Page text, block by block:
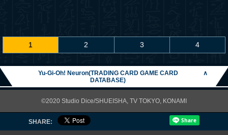
1 2 3 4
Yu-Gi-Oh! Neuron(TRADING CARD GAME CARD
DATABASE)
∧
©2020 Studio Dice/SHUEISHA, TV TOKYO, KONAMI
SHARE: